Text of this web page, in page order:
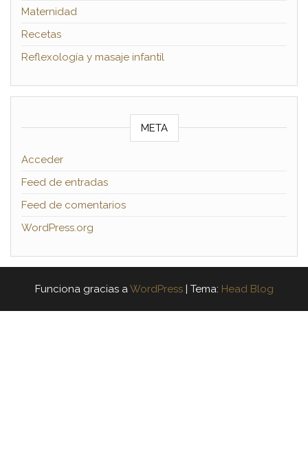
Maternidad
Recetas
Reflexología y masaje infantil
META
Acceder
Feed de entradas
Feed de comentarios
WordPress.org
Funciona gracias aWordPress | Tema: Head Blog